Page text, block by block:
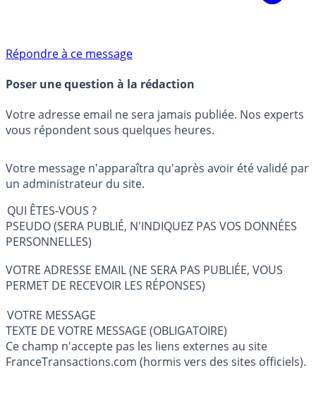
Répondre à ce message
Poser une question à la rédaction
Votre adresse email ne sera jamais publiée. Nos experts
vous répondent sous quelques heures.
Votre message n'apparaîtra qu'après avoir été validé par
un administrateur du site.
QUI ÊTES-VOUS ?
PSEUDO (SERA PUBLIÉ, N'INDIQUEZ PAS VOS DONNÉES
PERSONNELLES)
VOTRE ADRESSE EMAIL (NE SERA PAS PUBLIÉE, VOUS
PERMET DE RECEVOIR LES RÉPONSES)
VOTRE MESSAGE
TEXTE DE VOTRE MESSAGE (OBLIGATOIRE)
Ce champ n'accepte pas les liens externes au site
FranceTransactions.com (hormis vers des sites officiels).